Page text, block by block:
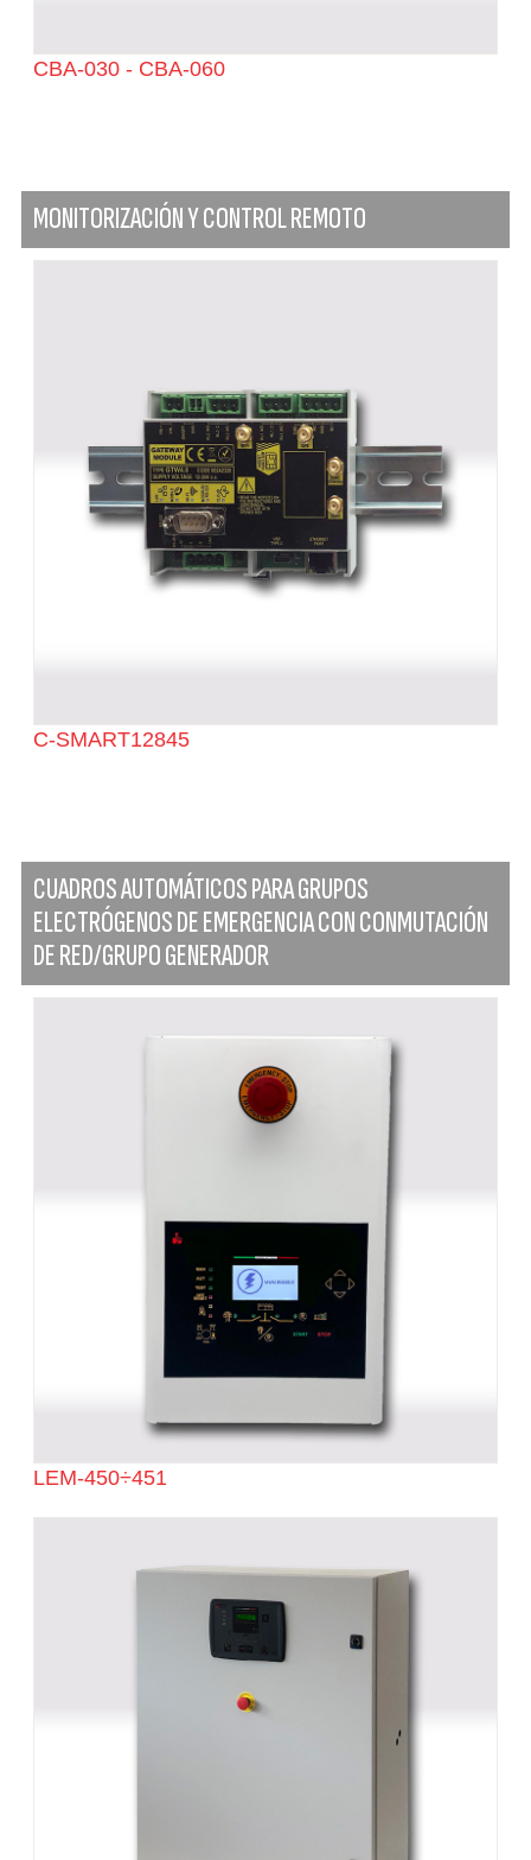
CBA-030 - CBA-060
MONITORIZACIÓN Y CONTROL REMOTO
C-SMART12845
CUADROS AUTOMÁTICOS PARA GRUPOS
ELECTRÓGENOS DE EMERGENCIA CON CONMUTACIÓN
DE RED/GRUPO GENERADOR
LEM-450÷451